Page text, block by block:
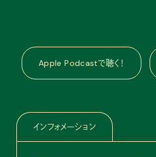
Apple Podcastで聴く！
インフォメーション